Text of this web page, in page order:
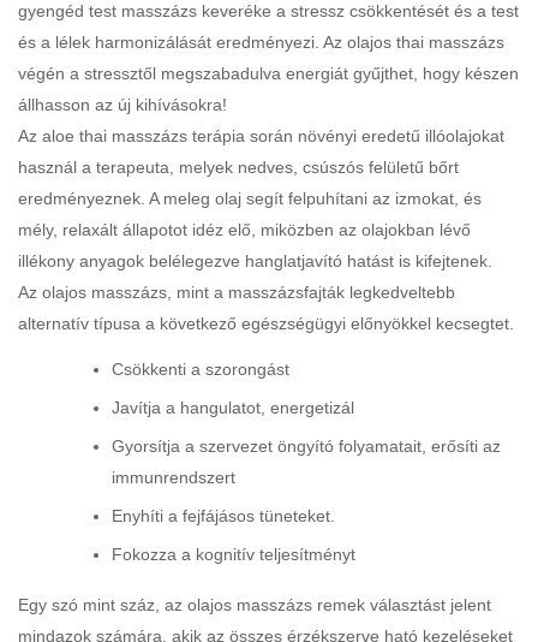
gyengéd test masszázs keveréke a stressz csökkentését és a test
és a lélek harmonizálását eredményezi. Az olajos thai masszázs
végén a stressztől megszabadulva energiát gyűjthet, hogy készen
állhasson az új kihívásokra!
Az aloe thai masszázs terápia során növényi eredetű illóolajokat
használ a terapeuta, melyek nedves, csúszós felületű bőrt
eredményeznek. A meleg olaj segít felpuhítani az izmokat, és
mély, relaxált állapotot idéz elő, miközben az olajokban lévő
illékony anyagok belélegezve hanglatjavító hatást is kifejtenek.
Az olajos masszázs, mint a masszázsfajták legkedveltebb
alternatív típusa a következő egészségügyi előnyökkel kecsegtet.
Csökkenti a szorongást
Javítja a hangulatot, energetizál
Gyorsítja a szervezet öngyító folyamatait, erősíti az
immunrendszert
Enyhíti a fejfájásos tüneteket.
Fokozza a kognitív teljesítményt
Egy szó mint száz, az olajos masszázs remek választást jelent
mindazok számára, akik az összes érzékszerve ható kezeléseket